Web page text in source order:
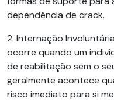
dependência de crack.
2. Internação
ocorre quando um
de reabilitação sem o
geralmente acontece
risco imediato para si